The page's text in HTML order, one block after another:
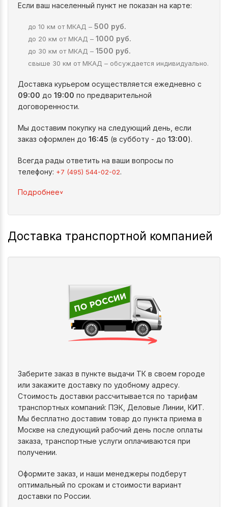
Если ваш населенный пункт не показан на карте:
до 10 км от МКАД – 500 руб.
до 20 км от МКАД – 1000 руб.
до 30 км от МКАД – 1500 руб.
свыше 30 км от МКАД – обсуждается индивидуально.
Доставка курьером осуществляется ежедневно с
09:00 до 19:00 по предварительной
договоренности.
Мы доставим покупку на следующий день, если
заказ оформлен до 16:45 (в субботу - до 13:00).
Всегда рады ответить на ваши вопросы по
телефону: +7 (495) 544-02-02.
Подробнее^
Доставка транспортной компанией
Заберите заказ в пункте выдачи ТК в своем городе
или закажите доставку по удобному адресу.
Стоимость доставки рассчитывается по тарифам
транспортных компаний: ПЭК, Деловые Линии, КИТ.
Мы бесплатно доставим товар до пункта приема в
Москве на следующий рабочий день после оплаты
заказа, транспортные услуги оплачиваются при
получении.
Оформите заказ, и наши менеджеры подберут
оптимальный по срокам и стоимости вариант
доставки по России.